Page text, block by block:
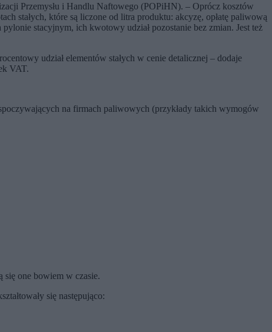
Przemysłu i Handlu Naftowego (POPiHN). – Oprócz kosztów
stałych, które są liczone od litra produktu: akcyzę, opłatę paliwową
stacyjnym, ich kwotowy udział pozostanie bez zmian. Jest też
udział elementów stałych w cenie detalicznej – dodaje
VAT.
na firmach paliwowych (przykłady takich wymogów
się one bowiem w czasie.
się następująco: